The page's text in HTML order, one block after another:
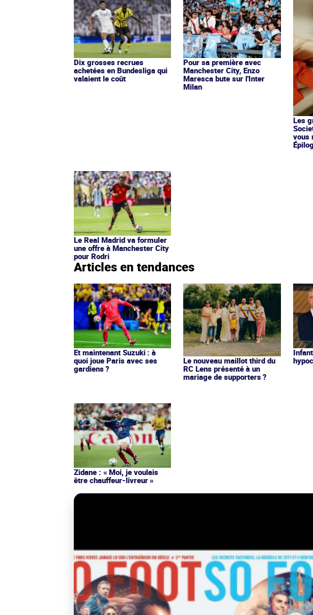
Dix grosses recrues
achetées en Bundesliga qui
valaient le coût
Pour sa première avec
Manchester City, Enzo
Maresca bute sur l'Inter
Milan
Les
vous
Le Real Madrid va formuler
une offre à Manchester City
pour Rodri
Articles en tendances
Et maintenant Suzuki : à
quoi joue Paris avec ses
gardiens ?
Le nouveau maillot third du
RC Lens présenté à un
mariage de supporters ?
Zidane : « Moi, je voulais
être chauffeur-livreur »